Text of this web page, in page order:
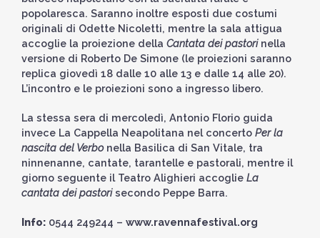
popolaresca. Saranno inoltre esposti due costumi
originali di Odette Nicoletti, mentre la sala attigua
accoglie la proiezione della Cantata dei pastorinella
versione di Roberto De Simone (le proiezioni saranno
replica giovedì 18 dalle 10 alle 13 e dalle 14 alle 20).
L’incontro e le proiezioni sono a ingresso libero.
La stessa sera di mercoledì, Antonio Florio guida
invece La Cappella Neapolitana nel concerto Per la
nascita del Verbo nella Basilica di San Vitale, tra
ninnenanne, cantate, tarantelle e pastorali, mentre il
giorno seguente il Teatro Alighieri accoglie La
cantata dei pastorisecondo Peppe Barra.
Info: 0544 249244 – www.ravennafestival.org